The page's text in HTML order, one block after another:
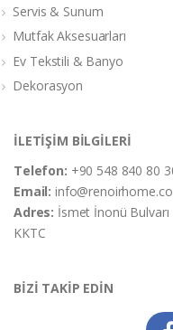
Servis & Sunum
Mutfak Aksesuarları
Ev Tekstili & Banyo
Dekorasyon
İLETİŞİM BİLGİLERİ
Telefon: +90 548 840 80
Email:
Adres: İsmet İnonü
KKTC
BİZİ TAKİP EDİN